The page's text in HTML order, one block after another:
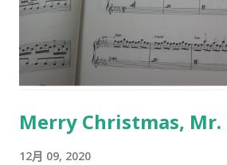
Merry Christmas, Mr.
12月 09, 2020